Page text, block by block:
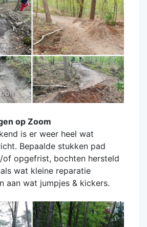
op Zoom
is er weer heel wat
Bepaalde stukken pad
of opgefrist, bochten hersteld
wat kleine reparatie
aan wat jumpjes & kickers.